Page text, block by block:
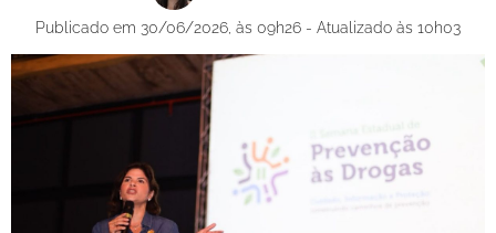
Publicado em 30/06/2026, às 09h26 - Atualizado às 10h03